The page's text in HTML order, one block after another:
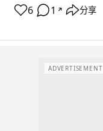
6 1 ↗ 分享
ADVERTISEMENT